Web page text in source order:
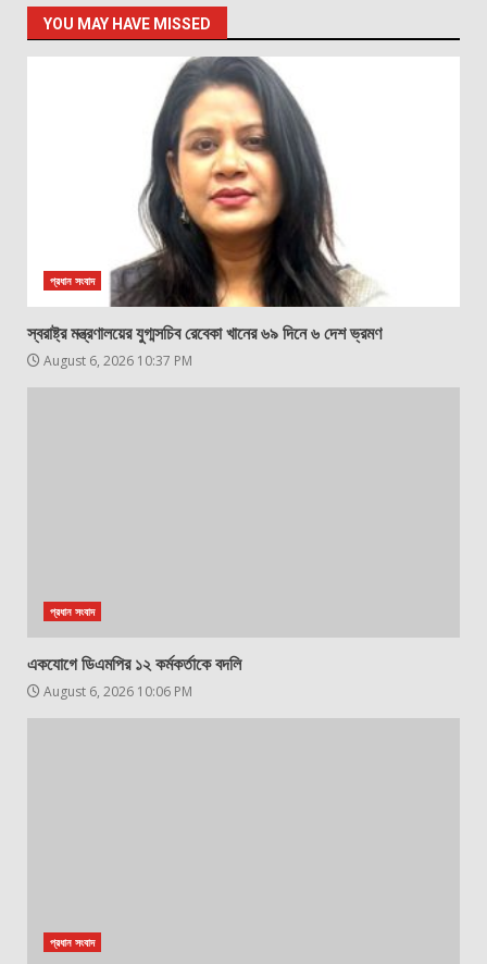
YOU MAY HAVE MISSED
প্রধান সংবাদ
স্বরাষ্ট্র মন্ত্রণালয়ের যুগ্মসচিব রেবেকা খানের ৬৯ দিনে ৬ দেশ ভ্রমণ
August 6, 2026 10:37 PM
প্রধান সংবাদ
একযোগে ডিএমপির ১২ কর্মকর্তাকে বদলি
August 6, 2026 10:06 PM
প্রধান সংবাদ